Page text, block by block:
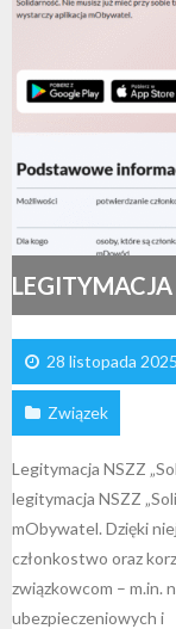
28 listopada 2025
Związek
Legitymacja NSZZ
legitymacja NSZZ
mObywatel. Dzięki
członkostwo oraz
związkowcom – m.in.
ubezpieczeniowych i